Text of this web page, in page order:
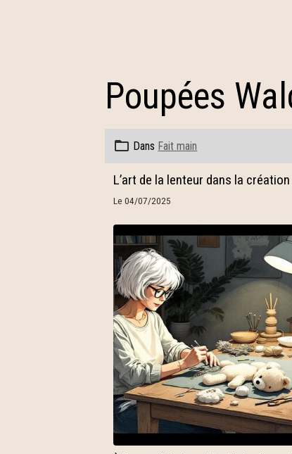
Poupées
Dans Fait main
L’art de la lenteur dans la création
Le 04/07/2025